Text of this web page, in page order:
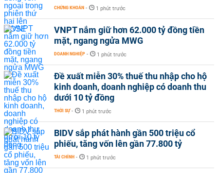
CHỨNG KHOÁN - 1 phút trước
VNPT nắm giữ hơn 62.000 tỷ đồng tiền
mặt, ngang ngửa MWG
DOANH NGHIỆP - 1 phút trước
Đề xuất miễn 30% thuế thu nhập cho hộ
kinh doanh, doanh nghiệp có doanh thu
dưới 10 tỷ đồng
THỜI SỰ - 1 phút trước
BIDV sắp phát hành gần 500 triệu cổ
phiếu, tăng vốn lên gần 77.800 tỷ
TÀI CHÍNH - 1 phút trước